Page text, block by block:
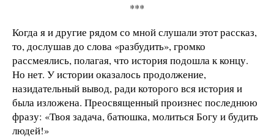
***
Когда я и другие рядом со мной слушали этот рассказ,
то, дослушав до слова «разбудить», громко
рассмеялись, полагая, что история подошла к концу.
Но нет. У истории оказалось продолжение,
назидательный вывод, ради которого вся история и
была изложена. Преосвященный произнес последнюю
фразу: «Твоя задача, батюшка, молиться Богу и будить
людей!»